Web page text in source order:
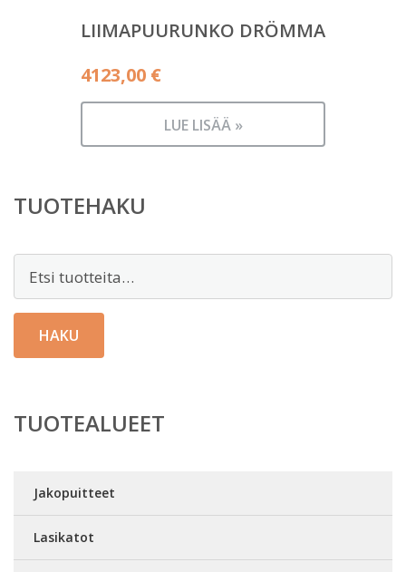
LIIMAPUURUNKO DRÖMMA
4123,00 €
LUE LISÄÄ »
TUOTEHAKU
HAKU
TUOTEALUEET
Jakopuitteet
Lasikatot